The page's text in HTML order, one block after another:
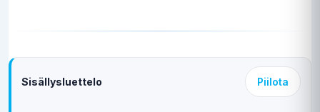
Sisällysluettelo Piilota